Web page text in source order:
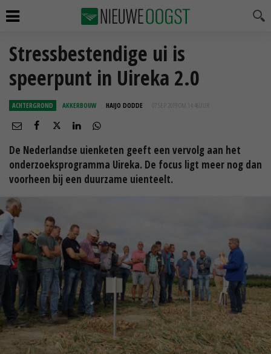
Stressbestendige ui is
speerpunt in Uireka 2.0
ACHTERGROND AKKERBOUW HAIJO DODDE 07 SEP 2019 OM 14:46
De Nederlandse uienketen geeft een vervolg aan het
onderzoeksprogramma Uireka. De focus ligt meer nog dan
voorheen bij een duurzame uienteelt.